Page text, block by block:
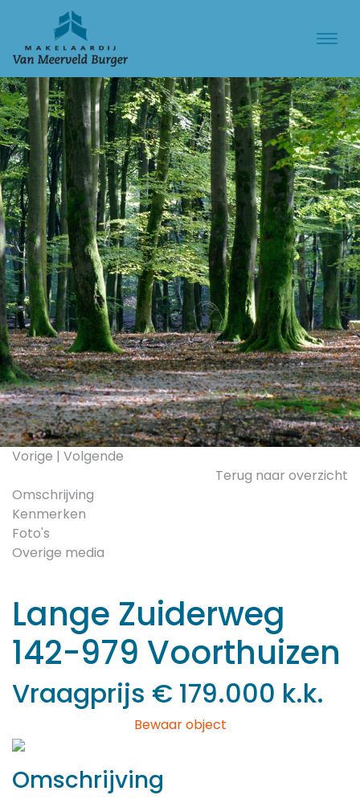
Vorige | Volgende
Terug naar overzicht
Omschrijving
Kenmerken
Foto's
Overige media
Lange Zuiderweg
142-979 Voorthuizen
Vraagprijs € 179.000 k.k.
Bewaar object
Omschrijving